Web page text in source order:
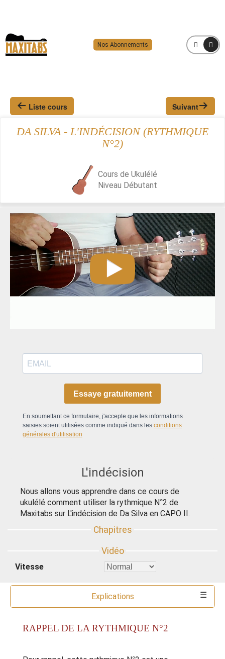
Nos Abonnements MENU
Liste cours Suivant
DA SILVA - L'INDÉCISION (RYTHMIQUE
N°2)
Cours de Ukulélé
Niveau Débutant
Essaye gratuitement
En soumettant ce formulaire, j'accepte que les informations
saisies soient utilisées comme indiqué dans les conditions
générales d'utilisation
L'indécision
Nous allons vous apprendre dans ce cours de
ukulélé comment utiliser la rythmique N°2 de
Maxitabs sur L'indécision de Da Silva en CAPO II.
Vitesse
Explications
RAPPEL DE LA RYTHMIQUE N°2